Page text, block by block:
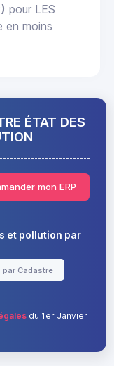
pour LES
en moins
ÉTAT DES
mon ERP
et pollution par
par Cadastre
du 1er Janvier